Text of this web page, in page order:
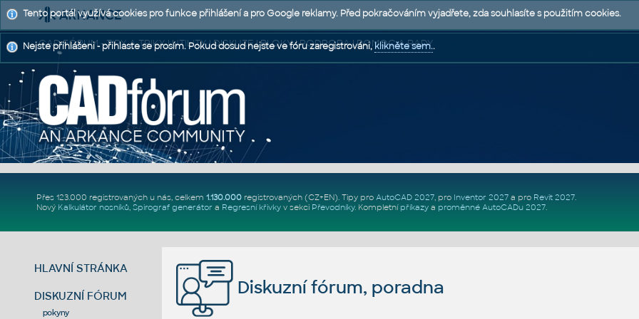
CAD FÓRUM - TIPY A TRIKY | UTILITY | DISKUZE | BLOKY | PODPORA | POMOC A RADY
Přes 123.000 registrovaných u nás, celkem 1.130.000registrovaných (CZ+EN). Tipy pro AutoCAD 2027, pro Inventor 2027a pro Revit 2027.
Nový Kalkulátor nosníků, Spirograf generátor a Regresní křivkyv sekci Převodníky. Kompletní příkazya proměnné AutoCADu 2027.
HLAVNÍ STRÁNKA
DISKUZNÍ FÓRUM
pokyny
Diskuzní fórum, poradna
Tento portál využívá cookies pro funkce přihlášení a pro Google reklamy. Před pokračováním vyjadřete, zda souhlasíte s použitím cookies.
Nejste přihlášeni - přihlaste se prosím. Pokud dosud nejste ve fóru zaregistrováni,klikněte sem..